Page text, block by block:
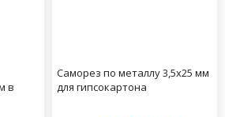
в
Саморез по металлу 3,5х25 мм
для гипсокартона